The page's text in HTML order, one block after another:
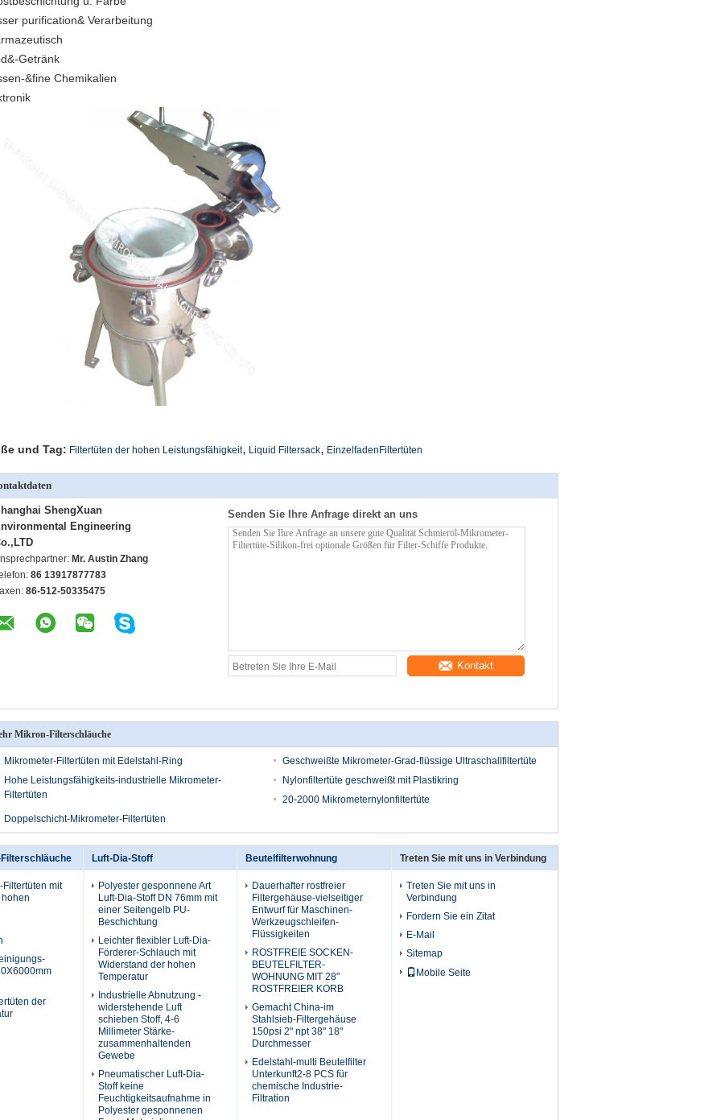
purification& Verarbeitung
Getränk
&fine Chemikalien
und Tag: Filtertüten der hohen Leistungsfähigkeit, Liquid Filtersack, EinzelfadenFiltertüten
ShengXuan
Engineering
Mr. Austin Zhang
86 13917877783
86-512-50335475
Senden Sie Ihre Anfrage direkt an uns
Kontakt
Mikron-Filterschläuche
Mikrometer-Filtertüten mit Edelstahl-Ring
Geschweißte Mikrometer-Grad-flüssige Ultraschallfiltertüte
Hohe Leistungsfähigkeits-industrielle Mikrometer-
Filtertüten
Nylonfiltertüte geschweißt mit Plastikring
20-2000 Mikrometernylonfiltertüte
Doppelschicht-Mikrometer-Filtertüten
mit
der
Luft-Dia-Stoff
Polyester gesponnene Art
Luft-Dia-Stoff DN 76mm mit
einer Seitengelb PU-
Beschichtung
Leichter flexibler Luft-Dia-
Förderer-Schlauch mit
Widerstand der hohen
Temperatur
Industrielle Abnutzung -
widerstehende Luft
schieben Stoff, 4-6
Millimeter Stärke-
zusammenhaltenden
Gewebe
Pneumatischer Luft-Dia-
Stoff keine
Feuchtigkeitsaufnahme in
Polyester gesponnenen
Beutelfilterwohnung
Dauerhafter rostfreier
Filtergehäuse-vielseitiger
Entwurf für Maschinen-
Werkzeugschleifen-
Flüssigkeiten
ROSTFREIE SOCKEN-
BEUTELFILTER-
WOHNUNG MIT 28"
ROSTFREIER KORB
Gemacht China-im
Stahlsieb-Filtergehäuse
150psi 2" npt 38" 18"
Durchmesser
Edelstahl-multi Beutelfilter
Unterkunft2-8 PCS für
chemische Industrie-
Filtration
Treten Sie mit uns in Verbindung
Treten Sie mit uns in
Verbindung
Fordern Sie ein Zitat
E-Mail
Sitemap
Mobile Seite